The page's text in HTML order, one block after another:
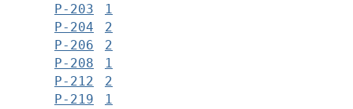
Р-203
1
Р-204
2
Р-206
2
Р-208
1
Р-212
2
Р-219
1